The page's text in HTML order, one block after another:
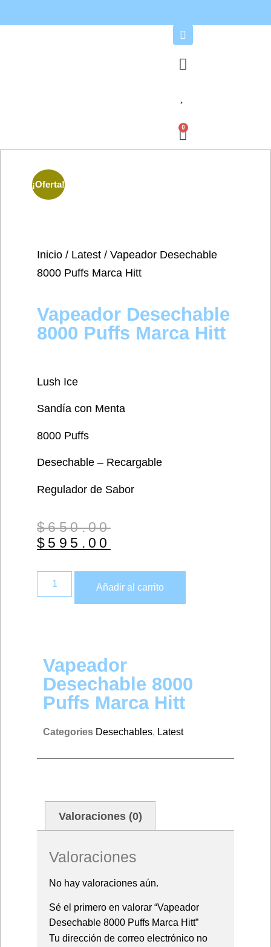
0
¡Oferta!
Inicio / Latest / Vapeador Desechable
8000 Puffs Marca Hitt
Vapeador Desechable
8000 Puffs Marca Hitt
Lush Ice
Sandía con Menta
8000 Puffs
Desechable – Recargable
Regulador de Sabor
$650.00
$ 595.00
Añadir al carrito
Vapeador
Desechable 8000
Puffs Marca Hitt
Categories Desechables, Latest
Valoraciones (0)
Valoraciones
No hay valoraciones aún.
Sé el primero en valorar “Vapeador
Desechable 8000 Puffs Marca Hitt”
Tu dirección de correo electrónico no